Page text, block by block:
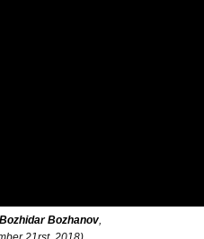
Bozhidar Bozhanov